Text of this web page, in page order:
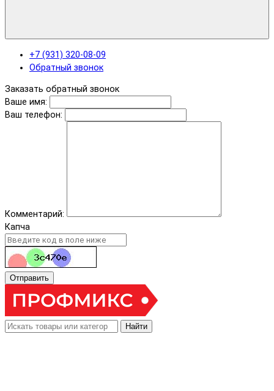
+7 (931) 320-08-09
Обратный звонок
Заказать обратный звонок
Ваше имя:
Ваш телефон:
Комментарий:
Капча
Отправить
Найти